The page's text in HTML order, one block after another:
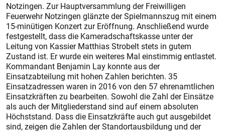
Notzingen. Zur Hauptversammlung der Freiwilligen
Feuerwehr Notzingen glänzte der Spielmannszug mit einem
15-minütigen Konzert zur Eröffnung. Anschließend wurde
festgestellt, dass die Kameradschaftskasse unter der
Leitung von Kassier Matthias Strobelt stets in gutem
Zustand ist. Er wurde ein weiteres Mal einstimmig entlastet.
Kommandant Benjamin Lay konnte aus der
Einsatzabteilung mit hohen Zahlen berichten. 35
Einsatzadressen waren in 2016 von den 57 ehrenamtlichen
Einsatzkräften zu bearbeiten. Sowohl die Zahl der Einsätze
als auch der Mitgliederstand sind auf einem absoluten
Höchststand. Dass die Einsatzkräfte auch gut ausgebildet
sind, zeigen die Zahlen der Standortausbildung und der